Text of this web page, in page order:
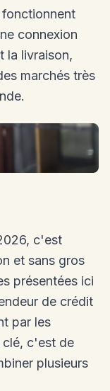
fonctionnent
connexion
la livraison,
marchés très
c'est
et sans gros
présentées ici
de crédit
par les
clé, c'est de
plusieurs